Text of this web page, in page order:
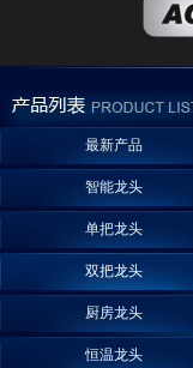
最新产品
智能龙头
单把龙头
双把龙头
厨房龙头
恒温龙头